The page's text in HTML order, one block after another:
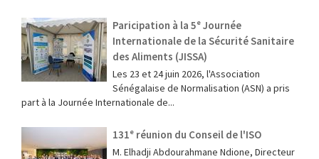
Paricipation à la 5ᵉ Journée
Internationale de la Sécurité Sanitaire
des Aliments (JISSA)
‎Les 23 et 24 juin 2026, l'Association
Sénégalaise de Normalisation (ASN) a pris
part à la Journée Internationale de...
131ᵉ réunion du Conseil de l'ISO
M. Elhadji Abdourahmane Ndione, Directeur